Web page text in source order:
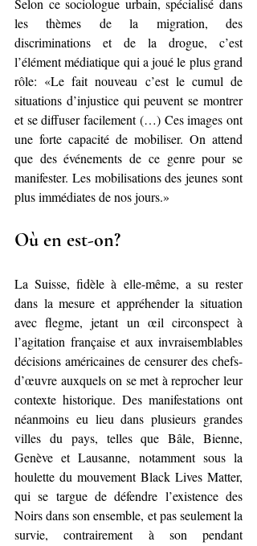
Selon ce sociologue urbain, spécialisé dans
les thèmes de la migration, des
discriminations et de la drogue, c’est
l’élément médiatique qui a joué le plus grand
rôle: «Le fait nouveau c’est le cumul de
situations d’injustice qui peuvent se montrer
et se diffuser facilement (…) Ces images ont
une forte capacité de mobiliser. On attend
que des événements de ce genre pour se
manifester. Les mobilisations des jeunes sont
plus immédiates de nos jours.»
Où en est-on?
La Suisse, fidèle à elle-même, a su rester
dans la mesure et appréhender la situation
avec flegme, jetant un œil circonspect à
l’agitation française et aux invraisemblables
décisions américaines de censurer des chefs-
d’œuvre auxquels on se met à reprocher leur
contexte historique. Des manifestations ont
néanmoins eu lieu dans plusieurs grandes
villes du pays, telles que Bâle, Bienne,
Genève et Lausanne, notamment sous la
houlette du mouvement Black Lives Matter,
qui se targue de défendre l’existence des
Noirs dans son ensemble, et pas seulement la
survie, contrairement à son pendant